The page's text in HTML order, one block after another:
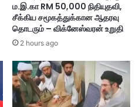
ம.இ.கா RM 50,000 நிதியுதவி,
சீக்கிய சமூகத்துக்கான ஆதரவு
தொடரும் – விக்னேஸ்வரன் உறுதி
2 hours ago